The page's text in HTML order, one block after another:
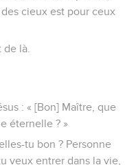
cieux est pour ceux
là.
: « [Bon] Maître, que
éternelle ? »
tu bon ? Personne
veux entrer dans la vie,